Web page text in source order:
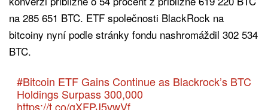
na 285 651 BTC. ETF společnosti BlackRock na
bitcoiny nyní podle stránky fondu nashromáždil 302 534
BTC.
#Bitcoin ETF Gains Continue as Blackrock’s BTC
Holdings Surpass 300,000
https://t.co/gXFPJ5vwVf